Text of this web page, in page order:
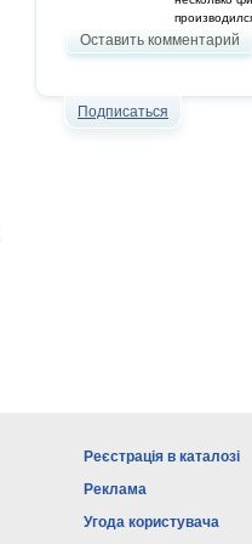
Оставить комментарий
Подписаться
Реєстрація в каталозі
Реклама
Угода користувача